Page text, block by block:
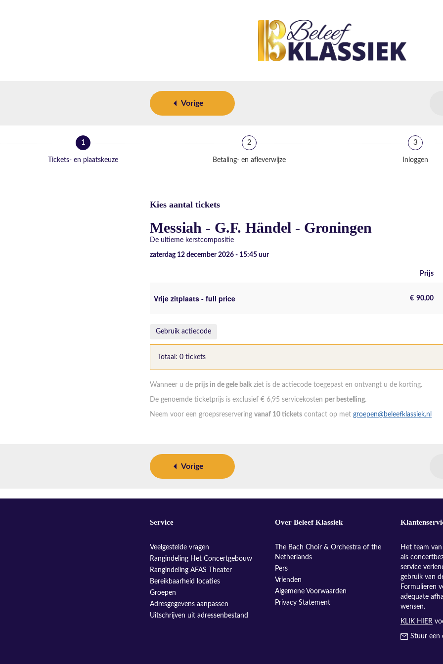
Vorige
1
Tickets- en plaatskeuze
2
Betaling- en afleverwijze
3
Inloggen
Kies aantal tickets
Messiah - G.F. Händel - Groningen
De ultieme kerstcompositie
zaterdag 12 december 2026 - 15:45 uur
Prijs
Vrije zitplaats - full price € 90,00
Gebruik actiecode
Totaal: 0 tickets
Wanneer u de prijs in de gele balk ziet is de actiecode toegepast en ontvangt u de korting.
De genoemde ticketprijs is exclusief € 6,95 servicekosten per bestelling.
Neem voor een groepsreservering vanaf 10 tickets contact op met groepen@beleefklassiek.nl
Vorige
Service
Veelgestelde vragen
Rangindeling Het Concertgebouw
Rangindeling AFAS Theater
Bereikbaarheid locaties
Groepen
Adresgegevens aanpassen
Uitschrijven uit adressenbestand
Over Beleef Klassiek
The Bach Choir & Orchestra of the
Netherlands
Pers
Vrienden
Algemene Voorwaarden
Privacy Statement
Het team
als
service
gebruik van
Formulieren
adequate
wensen.
KLIK HIER
Stuur een